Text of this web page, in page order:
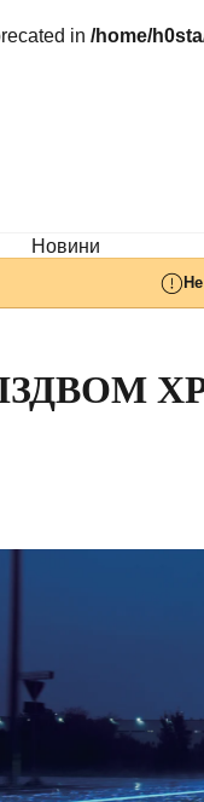
in /home/
Новини